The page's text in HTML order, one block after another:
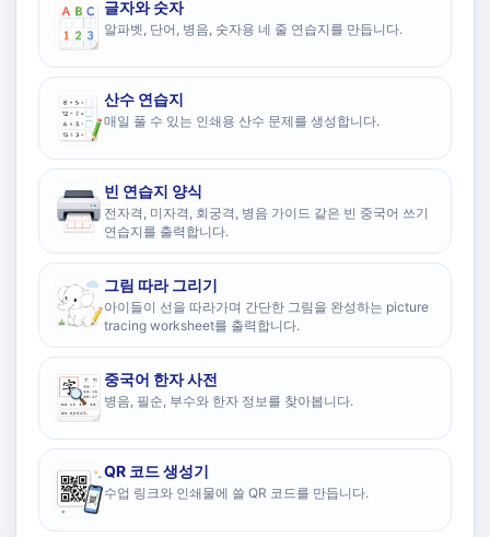
글자와 숫자
알파벳, 단어, 병음, 숫자용 네 줄 연습지를 만듭니다.
산수 연습지
매일 풀 수 있는 인쇄용 산수 문제를 생성합니다.
빈 연습지 양식
전자격, 미자격, 회궁격, 병음 가이드 같은 빈 중국어 쓰기
연습지를 출력합니다.
그림 따라 그리기
아이들이 선을 따라가며 간단한 그림을 완성하는 picture
tracing worksheet를 출력합니다.
중국어 한자 사전
병음, 필순, 부수와 한자 정보를 찾아봅니다.
QR 코드 생성기
수업 링크와 인쇄물에 쓸 QR 코드를 만듭니다.